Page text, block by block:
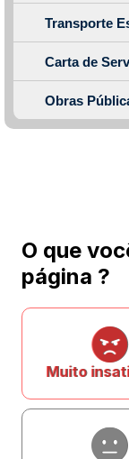
Transporte
Carta de
Obras
O que
página ?
Muito